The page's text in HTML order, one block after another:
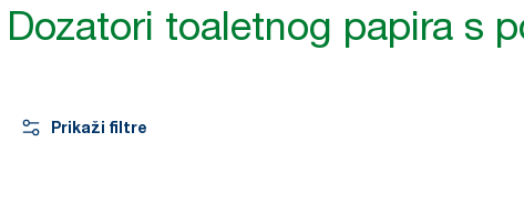
Dozatori toaletnog papira s
Prikaži filtre